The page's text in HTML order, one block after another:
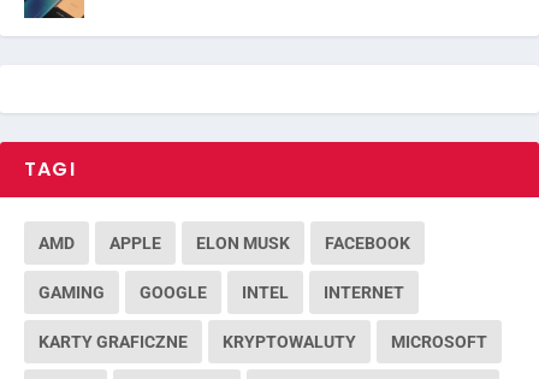
TAGI
AMD APPLE ELON MUSK FACEBOOK
GAMING GOOGLE INTEL INTERNET
KARTY GRAFICZNE KRYPTOWALUTY MICROSOFT